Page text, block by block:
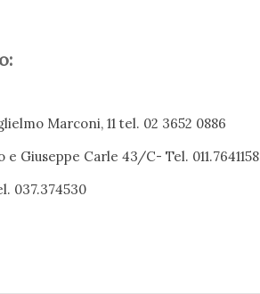
Marconi, 11 tel. 02 3652 0886
Giuseppe Carle 43/C- Tel. 011.7641158
037.374530